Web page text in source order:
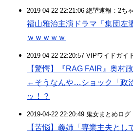
2019-04-22 22:21:06 絶望速報：2ち
福山雅治主演ドラマ「集団左
ｗｗｗｗｗ
2019-04-22 22:20:57 VIPワイドガイ
【驚愕】『RAG FAIR』奥村
←そうなんや…ショック「政
ッ！？
2019-04-22 22:20:49 鬼女まとめロ
【苦悩】義姉「専業主夫とし